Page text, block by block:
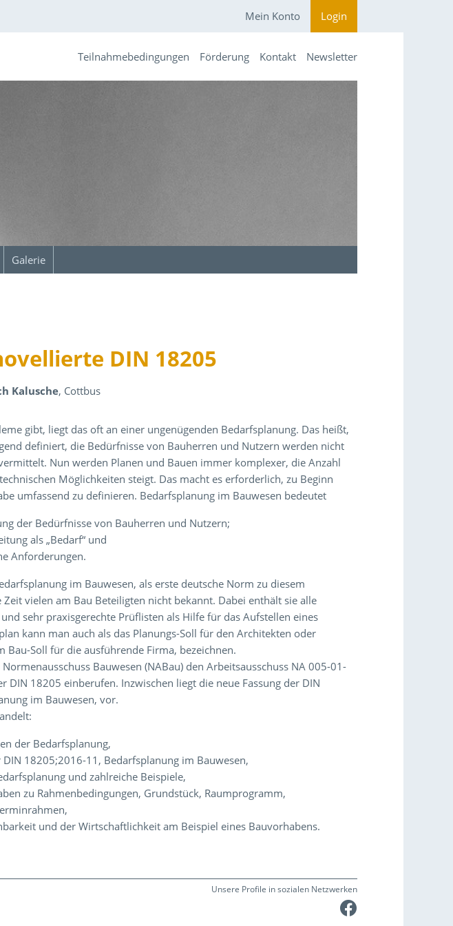
Mein Konto Login
Galerie
Teilnahmebedingungen Förderung Kontakt Newsletter
DIN 18205
Kalusche, Cottbus
Veranstaltung
gibt, liegt das oft an einer ungenügenden Bedarfsplanung. Das heißt,
definiert, die Bedürfnisse von Bauherren und Nutzern werden nicht
Nun werden Planen und Bauen immer komplexer, die Anzahl
Möglichkeiten steigt. Das macht es erforderlich, zu Beginn
umfassend zu definieren. Bedarfsplanung im Bauwesen bedeutet
der Bedürfnisse von Bauherren und Nutzern;
als „Bedarf“ und
Anforderungen.
im Bauwesen, als erste deutsche Norm zu diesem
vielen am Bau Beteiligten nicht bekannt. Dabei enthält sie alle
sehr praxisgerechte Prüflisten als Hilfe für das Aufstellen eines
kann man auch als das Planungs-Soll für den Architekten oder
Bau-Soll für die ausführende Firma, bezeichnen.
Bauwesen (NABau) den Arbeitsausschuss NA 005-01-
DIN 18205 einberufen. Inzwischen liegt die neue Fassung der DIN
im Bauwesen, vor.
der Bedarfsplanung,
DIN 18205;2016-11, Bedarfsplanung im Bauwesen,
und zahlreiche Beispiele,
zu Rahmenbedingungen, Grundstück, Raumprogramm,
und der Wirtschaftlichkeit am Beispiel eines Bauvorhabens.
Unsere Profile in sozialen Netzwerken